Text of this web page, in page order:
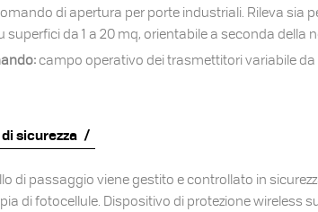
di apertura per porte industriali. Rileva sia
superfici da 1 a 20 mq, orientabile a seconda della
campo operativo dei trasmettitori variabile da
sicurezza
di passaggio viene gestito e controllato in
di fotocellule. Dispositivo di protezione wireless